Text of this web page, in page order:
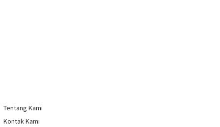
Tentang Kami
Kontak Kami